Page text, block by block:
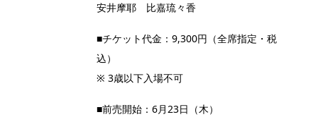
安井摩耶 比嘉琉々香
■チケット代金：9,300円（全席指定・税
込）
※ 3歳以下入場不可
■前売開始：6月23日（木）